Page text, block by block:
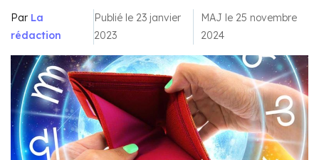
Par La
rédaction
Publié le 23 janvier
2023
MAJ le 25 novembre
2024